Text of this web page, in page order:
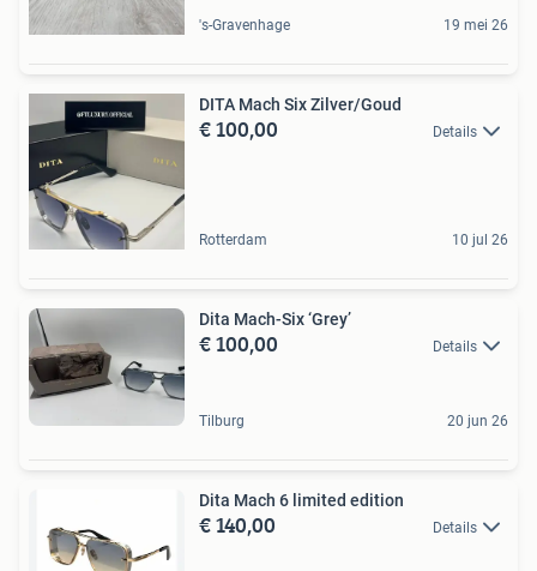
's-Gravenhage 19 mei 26
DITA Mach Six Zilver/Goud
€ 100,00 Details
Rotterdam 10 jul 26
Dita Mach-Six ‘Grey’
€ 100,00 Details
Tilburg 20 jun 26
Dita Mach 6 limited edition
€ 140,00 Details